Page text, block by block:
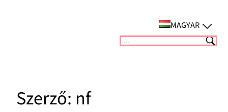
MAGYAR
Suchen
Szerző: nf